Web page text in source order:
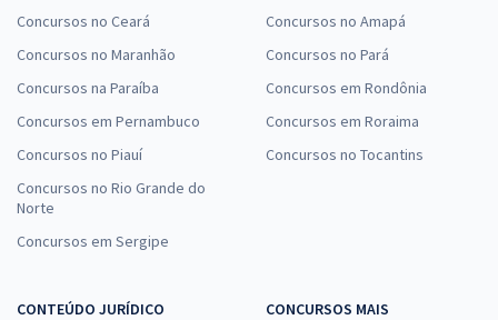
Concursos no Ceará
Concursos no Maranhão
Concursos na Paraíba
Concursos em Pernambuco
Concursos no Piauí
Concursos no Rio Grande do
Norte
Concursos em Sergipe
Concursos no Amapá
Concursos no Pará
Concursos em Rondônia
Concursos em Roraima
Concursos no Tocantins
CONTEÚDO JURÍDICO
CONCURSOS MAIS